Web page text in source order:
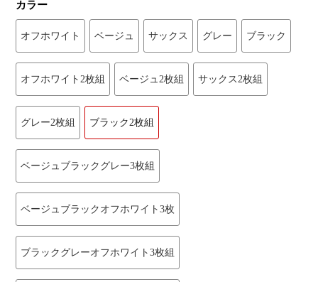
カラー
オフホワイト ベージュ サックス グレー ブラック
オフホワイト2枚組 ベージュ2枚組 サックス2枚組
グレー2枚組 ブラック2枚組
ベージュブラックグレー3枚組
ベージュブラックオフホワイト3枚
ブラックグレーオフホワイト3枚組